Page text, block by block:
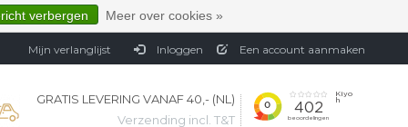
Mijn verlanglijst Inloggen Een account aanmaken
GRATIS LEVERING VANAF 40,- (NL)
Verzending incl. T&T
verbergen Meer over cookies »